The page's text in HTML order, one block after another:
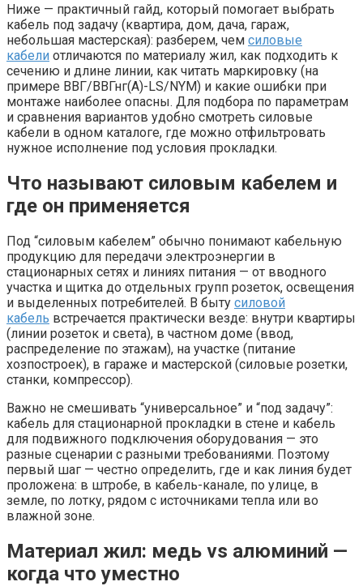
Ниже — практичный гайд, который помогает выбрать
кабель под задачу (квартира, дом, дача, гараж,
небольшая мастерская): разберем, чем силовые
кабели отличаются по материалу жил, как подходить к
сечению и длине линии, как читать маркировку (на
примере ВВГ/ВВГнг(А)-LS/NYM) и какие ошибки при
монтаже наиболее опасны. Для подбора по параметрам
и сравнения вариантов удобно смотреть силовые
кабели в одном каталоге, где можно отфильтровать
нужное исполнение под условия прокладки.
Что называют силовым кабелем и
где он применяется
Под “силовым кабелем” обычно понимают кабельную
продукцию для передачи электроэнергии в
стационарных сетях и линиях питания — от вводного
участка и щитка до отдельных групп розеток, освещения
и выделенных потребителей. В быту силовой
кабель встречается практически везде: внутри квартиры
(линии розеток и света), в частном доме (ввод,
распределение по этажам), на участке (питание
хозпостроек), в гараже и мастерской (силовые розетки,
станки, компрессор).​
Важно не смешивать “универсальное” и “под задачу”:
кабель для стационарной прокладки в стене и кабель
для подвижного подключения оборудования — это
разные сценарии с разными требованиями. Поэтому
первый шаг — честно определить, где и как линия будет
проложена: в штробе, в кабель-канале, по улице, в
земле, по лотку, рядом с источниками тепла или во
влажной зоне.
Материал жил: медь vs алюминий —
когда что уместно